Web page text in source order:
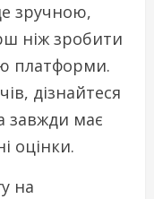
зручною,
ніж зробити
платформи.
дізнайтеся
завжди має
оцінки.
на